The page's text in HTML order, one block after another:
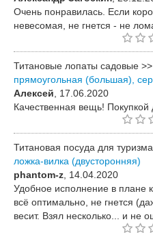
Очень понравилась. Если
невесомая, не гнется - не
Титановые лопаты садовые >>
прямоугольная (большая),
Алексей , 17.06.2020
Качественная вещь! Покупкой
Титановая посуда для
ложка-вилка (двусторонняя)
phantom-z , 14.04.2020
Удобное исполнение в плане
всё оптимально, не гнется
весит. Взял несколько... и не